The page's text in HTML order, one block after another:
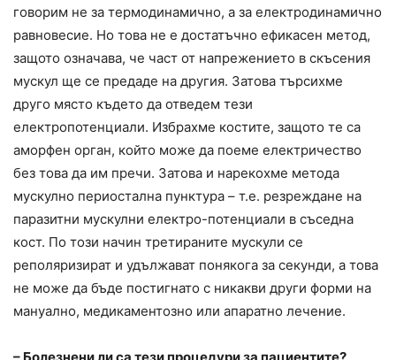
говорим не за термодинамично, а за електродинамично
равновесие. Но това не е достатъчно ефикасен метод,
защото означава, че част от напрежението в скъсения
мускул ще се предаде на другия. Затова търсихме
друго място където да отведем тези
електропотенциали. Избрахме костите, защото те сa
аморфен орган, който може да поеме електричество
без това да им пречи. Затова и нарекохме метода
мускулно периостална пунктура – т.е. резреждане на
паразитни мускулни електро-потенциали в съседна
кост. По този начин третираните мускули се
реполяризират и удължават понякога за секунди, а това
не може да бъде постигнато с никакви други форми на
мануално, медикаментозно или апаратно лечение.